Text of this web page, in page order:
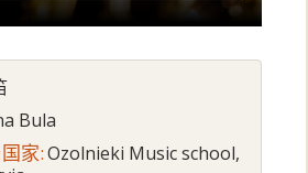
Bula
家:Ozolnieki Music school,